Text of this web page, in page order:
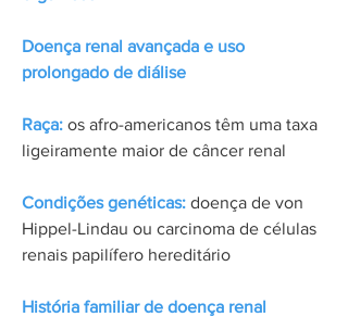
Doença renal avançada e uso
prolongado de diálise
Raça: os afro-americanos têm uma taxa
ligeiramente maior de câncer renal
Condições genéticas: doença de von
Hippel-Lindau ou carcinoma de células
renais papilífero hereditário
História familiar de doença renal